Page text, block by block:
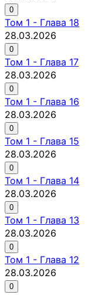
0
Том 1 - Глава 18
28.03.2026
0
Том 1 - Глава 17
28.03.2026
0
Том 1 - Глава 16
28.03.2026
0
Том 1 - Глава 15
28.03.2026
0
Том 1 - Глава 14
28.03.2026
0
Том 1 - Глава 13
28.03.2026
0
Том 1 - Глава 12
28.03.2026
0